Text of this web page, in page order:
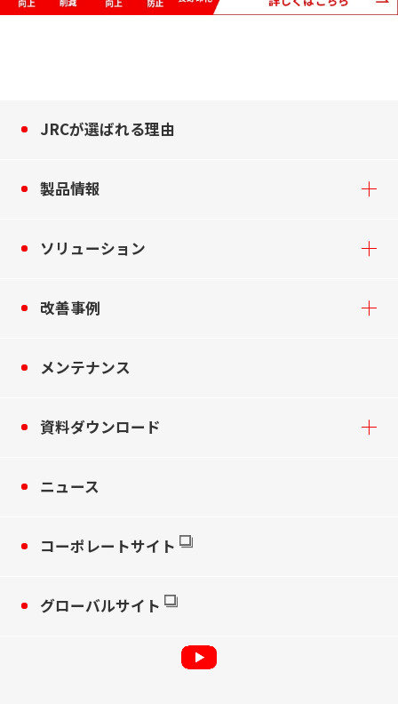
JRCが選ばれる理由
製品情報
ソリューション
改善事例
メンテナンス
資料ダウンロード
ニュース
コーポレートサイト
グローバルサイト